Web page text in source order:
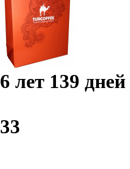
6 лет 139 дней
33